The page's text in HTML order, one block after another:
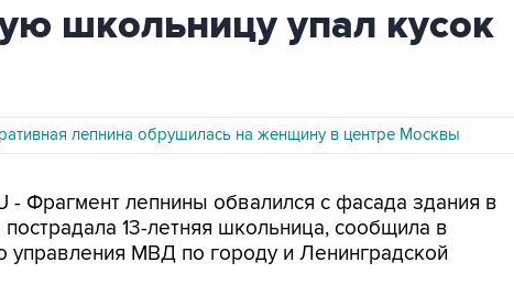
школьницу упал кусок
лепнина обрушилась на женщину в центре Москвы
- Фрагмент лепнины обвалился с фасада здания в
13-летняя школьница, сообщила в
управления МВД по городу и Ленинградской